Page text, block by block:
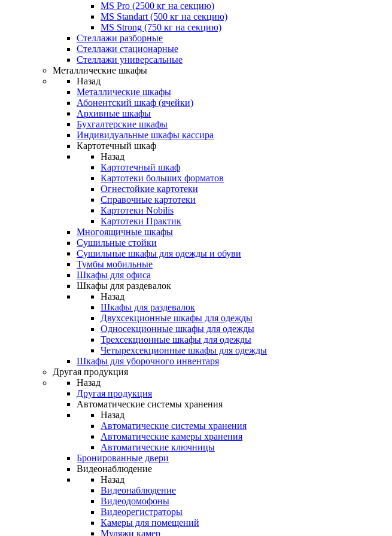
MS Pro (2500 кг на секцию)
MS Standart (500 кг на секцию)
MS Strong (750 кг на секцию)
Стеллажи разборные
Стеллажи стационарные
Стеллажи универсальные
Металлические шкафы
Назад
Металлические шкафы
Абонентский шкаф (ячейки)
Архивные шкафы
Бухгалтерские шкафы
Индивидуальные шкафы кассира
Картотечный шкаф
Назад
Картотечный шкаф
Картотеки больших форматов
Огнестойкие картотеки
Справочные картотеки
Картотеки Nobilis
Картотеки Практик
Многоящичные шкафы
Сушильные стойки
Сушильные шкафы для одежды и обуви
Тумбы мобильные
Шкафы для офиса
Шкафы для раздевалок
Назад
Шкафы для раздевалок
Двухсекционные шкафы для одежды
Односекционные шкафы для одежды
Трехсекционные шкафы для одежды
Четырехсекционные шкафы для одежды
Шкафы для уборочного инвентаря
Другая продукция
Назад
Другая продукция
Автоматические системы хранения
Назад
Автоматические системы хранения
Автоматические камеры хранения
Автоматические ключницы
Бронированные двери
Видеонаблюдение
Назад
Видеонаблюдение
Видеодомофоны
Видеорегистраторы
Камеры для помещений
Муляжи камер